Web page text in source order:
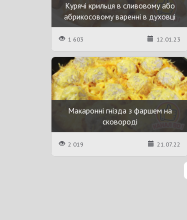
Курячі крильця в сливовому або
абрикосовому варенні в духовці
1 603 12.01.23
Макаронні гнізда з фаршем на
сковороді
2 019 21.07.22